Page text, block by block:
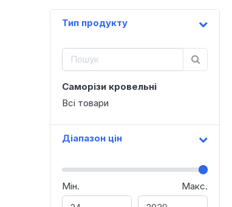
Тип продукту
Саморізи кровельні
Всі товари
Діапазон цін
Мін. Макс.